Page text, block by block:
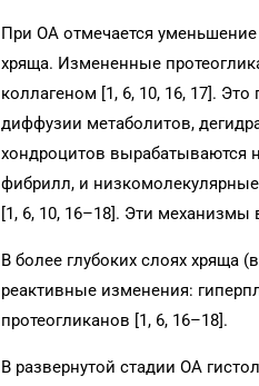
При ОА отмечается
хряща. Измененные
коллагеном [1, 6, 10, 16, 17].
диффузии метаболитов,
хондроцитов вырабатываются
фибрилл, и
[1, 6, 10, 16–18]. Эти
В более глубоких слоях хряща
реактивные изменения:
протеогликанов [1, 6, 16–18].
В развернутой стадии ОА